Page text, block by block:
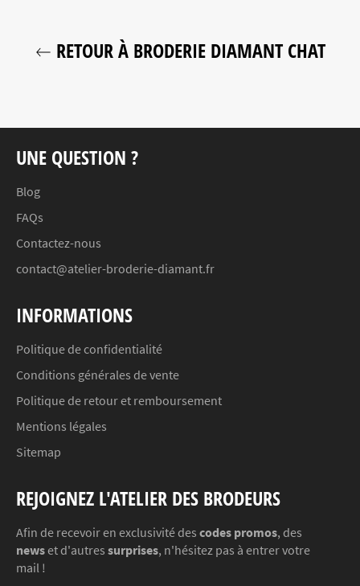
RETOUR À BRODERIE DIAMANT CHAT
UNE QUESTION ?
Blog
FAQs
Contactez-nous
contact@atelier-broderie-diamant.fr
INFORMATIONS
Politique de confidentialité
Conditions générales de vente
Politique de retour et remboursement
Mentions légales
Sitemap
REJOIGNEZ L'ATELIER DES BRODEURS
Afin de recevoir en exclusivité des codes promos, des
newset d'autres surprises, n'hésitez pas à entrer votre
mail !